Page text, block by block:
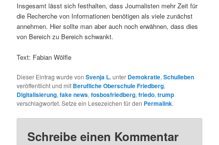
Insgesamt lässt sich festhalten, dass Journalisten mehr Zeit für
die Recherche von Informationen benötigen als viele zunächst
annehmen. Hier sollte man aber auch noch erwähnen, dass dies
von Bereich zu Bereich schwankt.
Text: Fabian Wölfle
Dieser Eintrag wurde vonSvenja L.unter Demokratie,Schulleben
veröffentlicht und mit Berufliche Oberschule Friedberg,
Digitalisierung,fake news,fosbosfriedberg,friedo,trump
verschlagwortet. Setze ein Lesezeichen für den Permalink.
Schreibe einen Kommentar